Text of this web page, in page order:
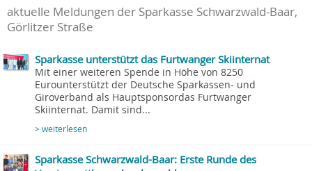
aktuelle Meldungen der Sparkasse Schwarzwald-Baar,
Görlitzer Straße
Sparkasse unterstützt das Furtwanger Skiinternat
Mit einer weiteren Spende in Höhe von 8250
Eurounterstützt der Deutsche Sparkassen- und
Giroverband als Hauptsponsordas Furtwanger
Skiinternat. Damit sind...
> weiterlesen
Sparkasse Schwarzwald-Baar: Erste Runde des